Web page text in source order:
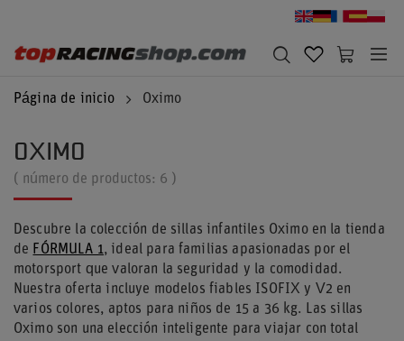
Página de inicio Oximo
OXIMO
( número de productos: 6 )
Descubre la colección de sillas infantiles Oximo en la tienda
de FÓRMULA 1, ideal para familias apasionadas por el
motorsport que valoran la seguridad y la comodidad.
Nuestra oferta incluye modelos fiables ISOFIX y V2 en
varios colores, aptos para niños de 15 a 36 kg. Las sillas
Oximo son una elección inteligente para viajar con total